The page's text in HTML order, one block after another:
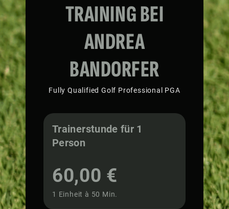
TRAINING BEI
ANDREA
BANDORFER
Fully Qualified Golf Professional PGA
Trainerstunde für 1
Person
60,00 €
1 Einheit à 50 Min.